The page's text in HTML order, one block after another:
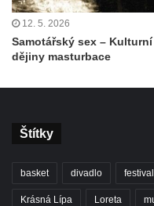
12. 5. 2026
Samotářský sex – Kulturní
dějiny masturbace
Štítky
basket divadlo festival
Krásná Lípa Loreta